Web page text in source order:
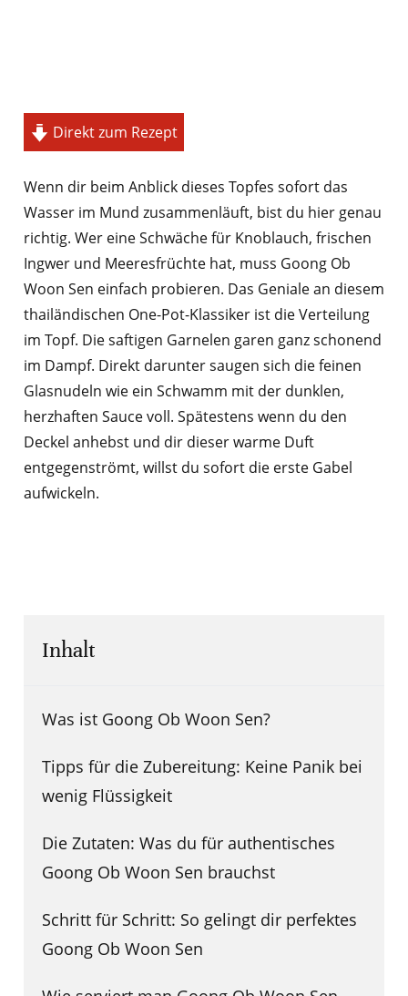
Direkt zum Rezept
Wenn dir beim Anblick dieses Topfes sofort das
Wasser im Mund zusammenläuft, bist du hier genau
richtig. Wer eine Schwäche für Knoblauch, frischen
Ingwer und Meeresfrüchte hat, muss Goong Ob
Woon Sen einfach probieren. Das Geniale an diesem
thailändischen One-Pot-Klassiker ist die Verteilung
im Topf. Die saftigen Garnelen garen ganz schonend
im Dampf. Direkt darunter saugen sich die feinen
Glasnudeln wie ein Schwamm mit der dunklen,
herzhaften Sauce voll. Spätestens wenn du den
Deckel anhebst und dir dieser warme Duft
entgegenströmt, willst du sofort die erste Gabel
aufwickeln.
Inhalt
Was ist Goong Ob Woon Sen?
Tipps für die Zubereitung: Keine Panik bei
wenig Flüssigkeit
Die Zutaten: Was du für authentisches
Goong Ob Woon Sen brauchst
Schritt für Schritt: So gelingt dir perfektes
Goong Ob Woon Sen